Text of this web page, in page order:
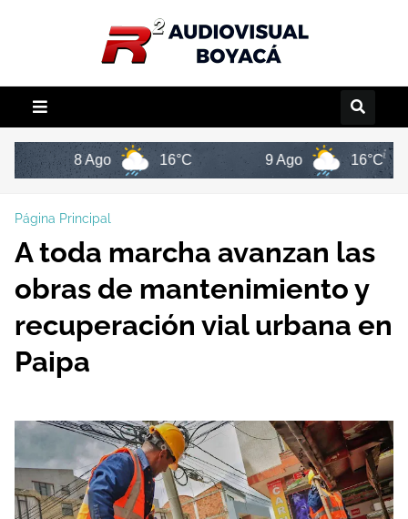
8 Ago 16°C 9 Ago 16°C
Página Principal
A toda marcha avanzan las
obras de mantenimiento y
recuperación vial urbana en
Paipa